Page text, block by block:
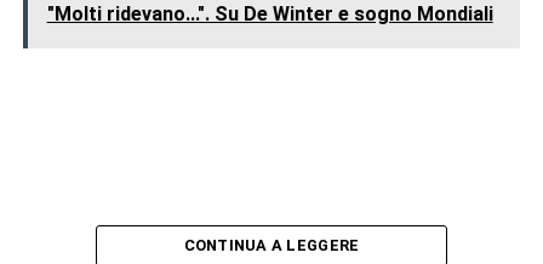
"Molti ridevano...". Su De Winter e sogno Mondiali
CONTINUA A LEGGERE